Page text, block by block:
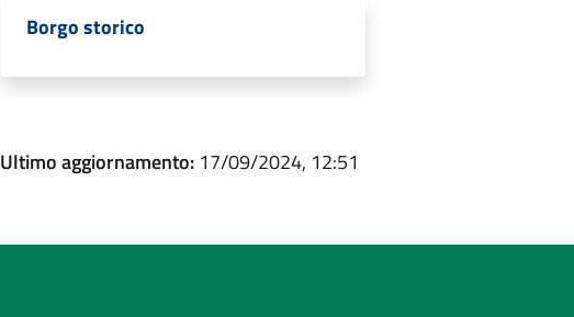
Borgo storico
Ultimo aggiornamento: 17/09/2024, 12:51